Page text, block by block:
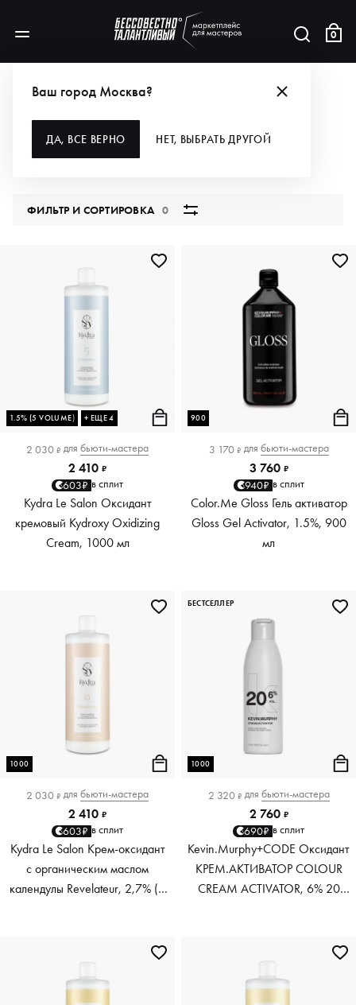
0
Ваш город Москва?
ДА, ВСЕ ВЕРНО НЕТ, ВЫБРАТЬ ДРУГОЙ
ОКИСЛИТЕЛИ
ФИЛЬТР И СОРТИРОВКА0
1.5% (5 VOLUME) + ЕЩЕ 4
2 030 ₽ для бьюти-мастера
2 410 ₽
603₽ в сплит
Kydra Le Salon Оксидант
кремовый Kydroxy Oxidizing
Cream, 1000 мл
900
3 170 ₽ для бьюти-мастера
3 760 ₽
940₽ в сплит
Color.Me Gloss Гель активатор
Gloss Gel Activator, 1.5%, 900
мл
1000
2 030 ₽ для бьюти-мастера
2 410 ₽
603₽ в сплит
Kydra Le Salon Крем-оксидант
с органическим маслом
календулы Revelateur, 2,7% (9
1000
2 320 ₽ для бьюти-мастера
2 760 ₽
690₽ в сплит
Kevin.Murphy+CODE Оксидант
КРЕМ.АКТИВАТОР COLOUR
CREAM ACTIVATOR, 6% 20
БЕСТСЕЛЛЕР